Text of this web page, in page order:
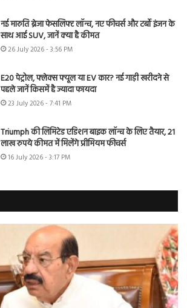
नई मारुति ब्रेजा फेसलिफ्ट लॉन्च, नए फीचर्स और टर्बो इंजन के
साथ आई SUV, जानें क्या है कीमत
26 July 2026 - 3:56 PM
E20 पेट्रोल, फ्लेक्स फ्यूल या EV कार? नई गाड़ी खरीदने से
पहले जानें किसमें है ज्यादा फायदा
23 July 2026 - 7:41 PM
Triumph की लिमिटेड एडिशन बाइक लॉन्च के लिए तैयार, 21
लाख रुपये कीमत में मिलेंगे प्रीमियम फीचर्स
16 July 2026 - 3:17 PM